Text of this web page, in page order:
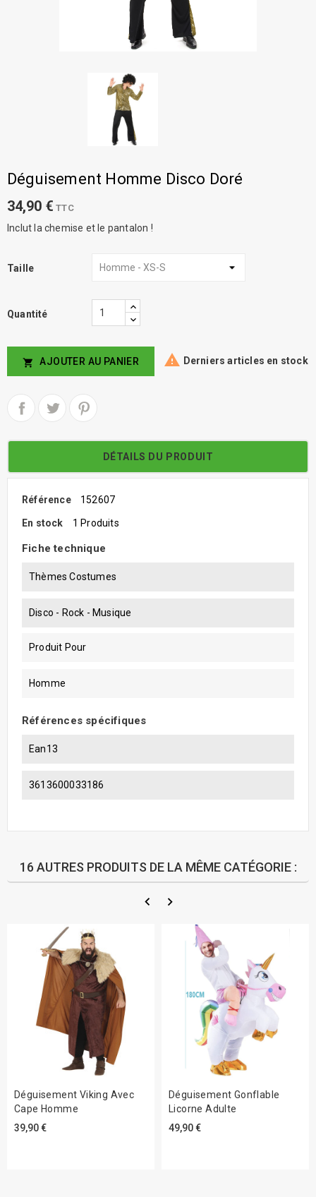
Déguisement Homme Disco Doré
34,90 € TTC
Inclut la chemise et le pantalon !
Taille
Quantité
 AJOUTER AU PANIER  Derniers articles en stock
DÉTAILS DU PRODUIT
Référence 152607
En stock 1 Produits
Fiche technique
Thèmes Costumes
Disco - Rock - Musique
Produit Pour
Homme
Références spécifiques
Ean13
3613600033186
16 AUTRES PRODUITS DE LA MÊME CATÉGORIE :
Déguisement Viking Avec
Cape Homme
39,90 €
Déguisement Gonflable
Licorne Adulte
49,90 €